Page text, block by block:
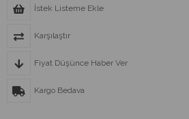
İstek Listeme Ekle
Karşılaştır
Fiyat Düşünce Haber Ver
Kargo Bedava